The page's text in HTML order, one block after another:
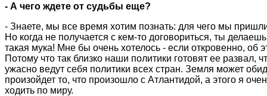
- А чего ждете от судьбы еще?
- Знаете, мы все время хотим познать: для чего мы
Но когда не получается с кем-то договориться, ты
такая мука! Мне бы очень хотелось - если откровенно,
Потому что так близко наши политики готовят ее развал,
ужасно ведут себя политики всех стран. Земля может
произойдет то, что произошло с Атлантидой, а этого я
ходить по миру.